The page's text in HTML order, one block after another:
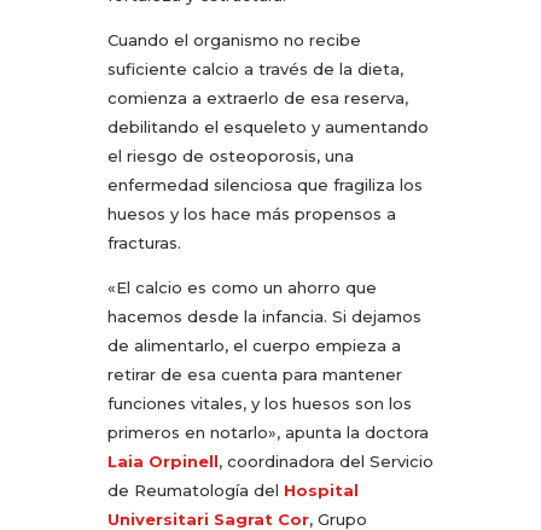
Cuando el organismo no recibe
suficiente calcio a través de la dieta,
comienza a extraerlo de esa reserva,
debilitando el esqueleto y aumentando
el riesgo de osteoporosis, una
enfermedad silenciosa que fragiliza los
huesos y los hace más propensos a
fracturas.
«El calcio es como un ahorro que
hacemos desde la infancia. Si dejamos
de alimentarlo, el cuerpo empieza a
retirar de esa cuenta para mantener
funciones vitales, y los huesos son los
primeros en notarlo», apunta la doctora
Laia Orpinell, coordinadora del Servicio
de Reumatología del Hospital
Universitari Sagrat Cor, Grupo